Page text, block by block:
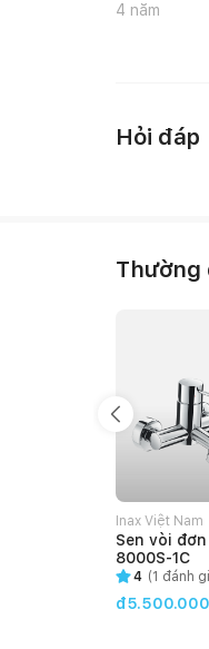
4 năm
Hỏi đáp
Thường
Inax Việt Nam
Sen vòi
8000S-1C
4 (1 đánh
đ5.500.000